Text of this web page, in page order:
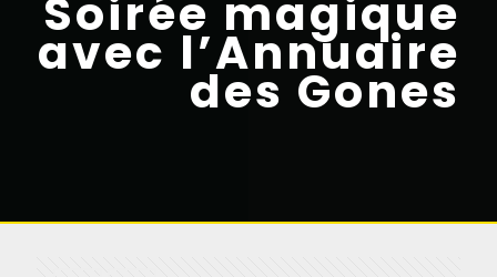
Soirée magique
avec l’Annuaire
des Gones